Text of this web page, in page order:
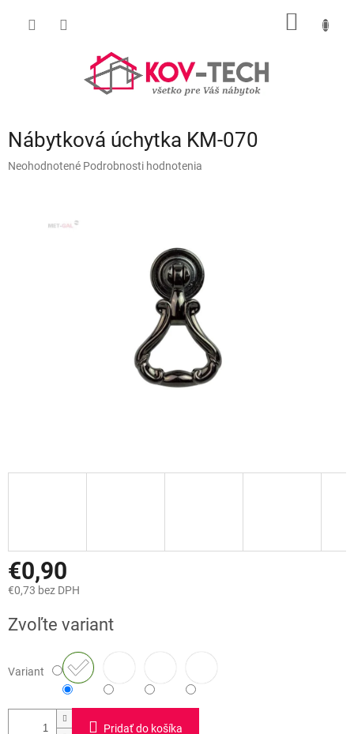
Nábytková úchytka KM-070
Priemerné
Neohodnotené Podrobnosti hodnotenia
€0,90
€0,73 bez DPH
cena:
Zvoľte variant
Variant
Pridať do košíka